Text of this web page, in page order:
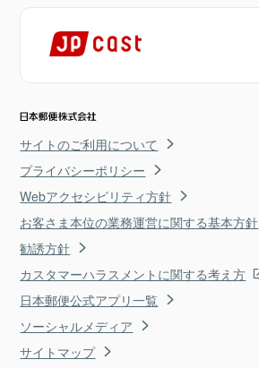
サイトのご利用について
プライバシーポリシー
Webアクセシビリティ方針
お客さま本位の業務運営に関する基本方針
勧誘方針
カスタマーハラスメントに関する考え方
日本郵便公式アプリ一覧
ソーシャルメディア
サイトマップ